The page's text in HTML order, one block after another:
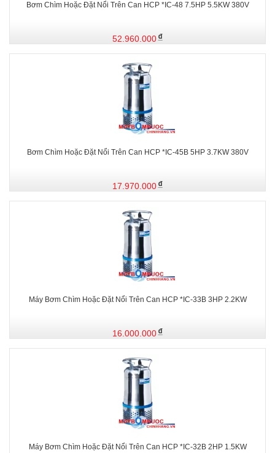
Bơm Chìm Hoặc Đặt Nổi Trên Can HCP *IC-48 7.5HP 5.5KW 380V
52.960.000
Bơm Chìm Hoặc Đặt Nổi Trên Can HCP *IC-45B 5HP 3.7KW 380V
17.970.000
Máy Bơm Chìm Hoặc Đặt Nổi Trên Can HCP *IC-33B 3HP 2.2KW
16.000.000
Máy Bơm Chìm Hoặc Đặt Nổi Trên Can HCP *IC-32B 2HP 1.5KW